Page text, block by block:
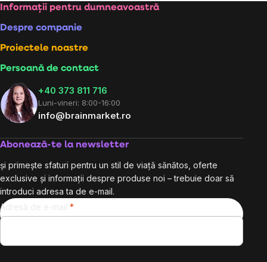
Subsol
Informații pentru dumneavoastră
Despre companie
Proiectele noastre
Persoană de contact
+40 373 811 716
Luni-vineri: 8:00-16:00
info@brainmarket.ro
Abonează-te la newsletter
și primește sfaturi pentru un stil de viață sănătos, oferte
exclusive și informații despre produse noi – trebuie doar să
introduci adresa ta de e-mail.
Adresă de e-mail